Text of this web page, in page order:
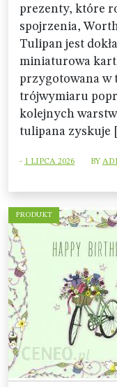
prezenty, które
spojrzenia,
Tulipan jest
miniaturowa
przygotowana w
trójwymiaru
kolejnych
tulipana zyskuje
- 1 LIPCA 2026 BY
PRODUKT